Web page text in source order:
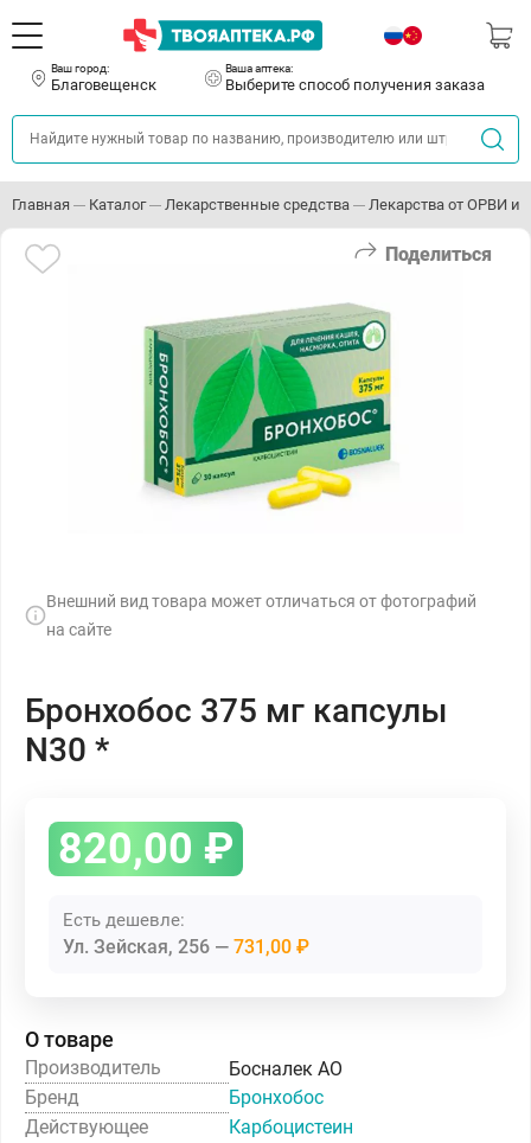
Ваш город:
Благовещенск
Ваша аптека:
Выберите способ получения заказа
Главная Каталог Лекарственные средства Лекарства от ОРВИ и
Поделиться
Внешний вид товара может отличаться от фотографий
на сайте
Бронхобос 375 мг капсулы
N30 *
820,00 ₽
Есть дешевле:
Ул. Зейская, 256 731,00 ₽
О товаре
Производитель
Босналек АО
Бренд
Бронхобос
Действующее
Карбоцистеин